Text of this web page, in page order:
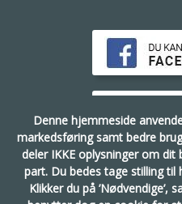
© 2025
All
Denne hjemmeside
markedsføring samt bedre
deler IKKE oplysninger om
part.Du bedes tage stilling til
Klikker du på